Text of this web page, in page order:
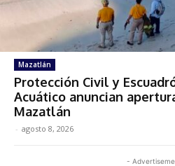
Mazatlán
Protección Civil y
Acuático anuncian
Mazatlán
- agosto 8, 2026
-